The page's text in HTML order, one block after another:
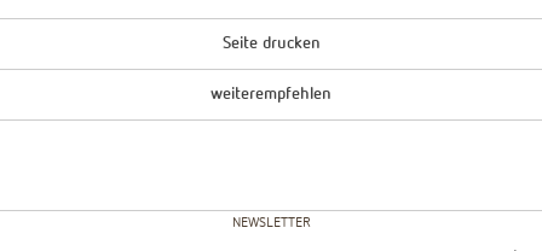
Seite drucken
weiterempfehlen
NEWSLETTER